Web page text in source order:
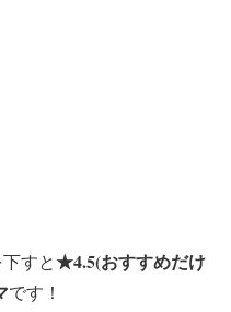
すと★4.5(おすすめだけ
です！